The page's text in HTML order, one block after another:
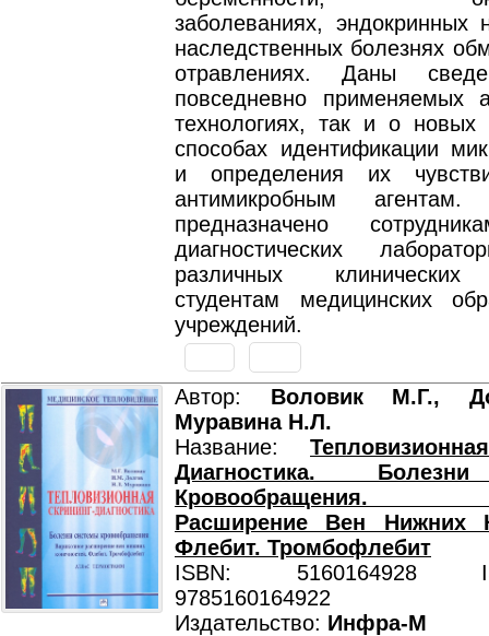
заболеваниях, эндокринных
наследственных болезнях
отравлениях. Даны
повседневно применяемых
технологиях, так и о новых
способах идентификации
и определения их
антимикробным агентам.
предназначено
диагностических
различных клинических
студентам медицинских
учреждений.
Автор: Воловик М.Г.,
Муравина Н.Л.
Название:
Диагностика.
Кровообращения.
Расширение Вен Нижних
Флебит. Тромбофлебит
ISBN: 5160164928
9785160164922
Издательство: Инфра-М